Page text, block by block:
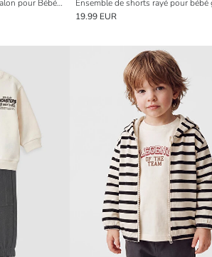
Ensemble Chemise et Pantalon pour Bébé Garçon
Ensemble de shorts rayé pour bébé
19.99 EUR